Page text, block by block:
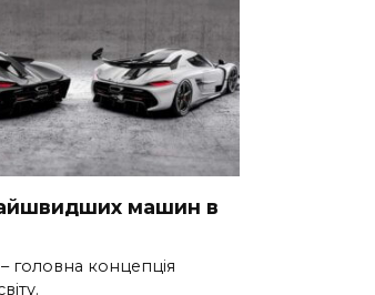
машин в
головна концепція